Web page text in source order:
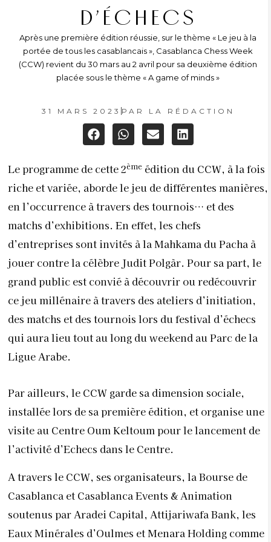
D’ÉCHECS
Après une première édition réussie, sur le thème « Le jeu à la
portée de tous les casablancais », Casablanca Chess Week
(CCW) revient du 30 mars au 2 avril pour sa deuxième édition
placée sous le thème « A game of minds »
31 MARS 2023 PAR LA RÉDACTION
Le programme de cette 2ème édition du CCW, à la fois
riche et variée, aborde le jeu de différentes manières,
en l’occurrence à travers des tournois… et des
matchs d’exhibitions. En effet, les chefs
d’entreprises sont invités à la Mahkama du Pacha à
jouer contre la célèbre Judit Polgàr. Pour sa part, le
grand public est convié à découvrir ou redécouvrir
ce jeu millénaire à travers des ateliers d’initiation,
des matchs et des tournois lors du festival d’échecs
qui aura lieu tout au long du weekend au Parc de la
Ligue Arabe.
Par ailleurs, le CCW garde sa dimension sociale,
installée lors de sa première édition, et organise une
visite au Centre Oum Keltoum pour le lancement de
l’activité d’Echecs dans le Centre.
A travers le CCW, ses organisateurs, la Bourse de
Casablanca et Casablanca Events & Animation
soutenus par Aradei Capital, Attijariwafa Bank, les
Eaux Minérales d’Oulmes et Menara Holding comme